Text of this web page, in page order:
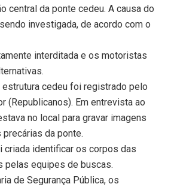
central da ponte cedeu. A causa do
investigada, de acordo com o
interditada e os motoristas
estrutura cedeu foi registrado pelo
(Republicanos). Em entrevista ao
no local para gravar imagens
da ponte.
criada identificar os corpos das
pelas equipes de buscas.
de Segurança Pública, os